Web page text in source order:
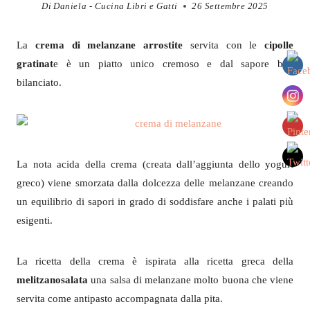
Di Daniela - Cucina Libri e Gatti 26 Settembre 2025
La crema di melanzane arrostite servita con le cipolle
gratinate è un piatto unico cremoso e dal sapore ben
bilanciato.
La nota acida della crema (creata dall’aggiunta dello yogurt
greco) viene smorzata dalla dolcezza delle melanzane creando
un equilibrio di sapori in grado di soddisfare anche i palati più
esigenti.
La ricetta della crema è ispirata alla ricetta greca della
melitzanosalata una salsa di melanzane molto buona che viene
servita come antipasto accompagnata dalla pita.